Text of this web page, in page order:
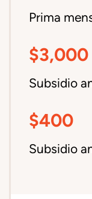
Prima
$3,000
Subsidio
$400
Subsidio